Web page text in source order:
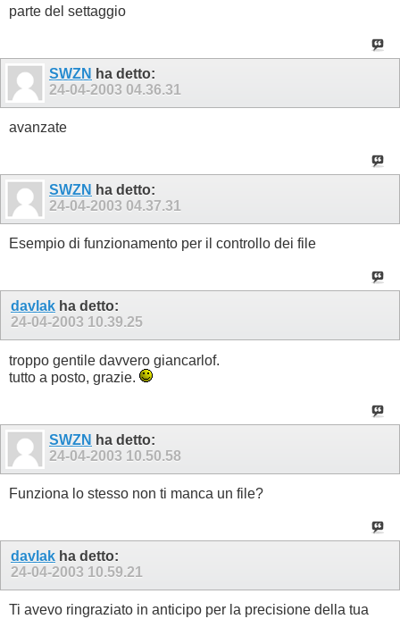
parte del settaggio
SWZN ha detto:
24-04-2003 04.36.31
avanzate
SWZN ha detto:
24-04-2003 04.37.31
Esempio di funzionamento per il controllo dei file
davlak ha detto:
24-04-2003 10.39.25
troppo gentile davvero giancarlof.
tutto a posto, grazie.
SWZN ha detto:
24-04-2003 10.50.58
Funziona lo stesso non ti manca un file?
davlak ha detto:
24-04-2003 10.59.21
Ti avevo ringraziato in anticipo per la precisione della tua